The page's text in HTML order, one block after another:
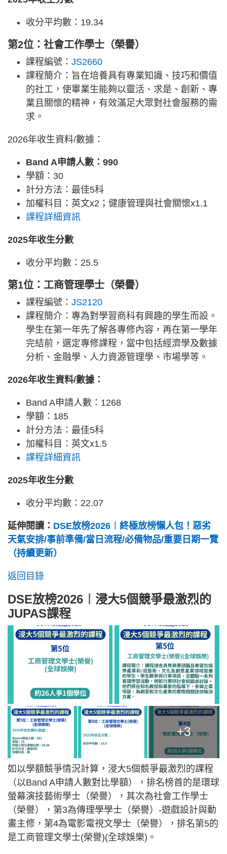
收分平均數：19.34
第2位：社會工作學士（榮譽）
課程編號： JS2660
課程簡介：旨在培養具有專業知識、技巧和價值
的社工，使畢業生能夠以靈活、求是、創新、專
業且關懷的精神，有效滿足大眾對社會服務的需
求。
2026年收生資料/數據：
Band A申請人數：990
學額：30
計分方法：最佳5科
加權科目：英文x2；健康管理與社會關懷x1.1
課程詳細資訊
2025年收生分數
收分平均數：25.5
第1位：工商管理學士（榮譽）
課程編號： JS2120
課程簡介：專為對學習商科有興趣的學生而設。
學生在第一年先了解各專修內容，再在第一學年
完結前，選定專修課程，當中包括經濟學及數據
分析、金融學、人力資源管理學、市場學等。
2026年收生資料/數據：
Band A申請人數：1268
學額：185
計分方法：最佳5科
加權科目：英文x1.5
課程詳細資訊
2025年收生分數
收分平均數：22.07
延伸閱讀： DSE放榜2026︱終極放榜懶人包！惡劣
天氣安排/事前準備/當日流程/必備物品/重要日期一覽
（持續更新）
返回目錄
DSE放榜2026︱浸大5個競爭最激烈的
JUPAS課程
+3
如以學額競爭情況計算，浸大5個競爭最激烈的課程
（以Band A申請人數對比學額），排名榜首的是環球
螢幕演技藝術學士（榮譽），其次為社會工作學士
（榮譽），第3為傳理學學士（榮譽）-遊戲設計與動
畫主修，第4為電影電視文學士（榮譽），排名第5的
是工商管理文學士(榮譽)(全球娛樂)。